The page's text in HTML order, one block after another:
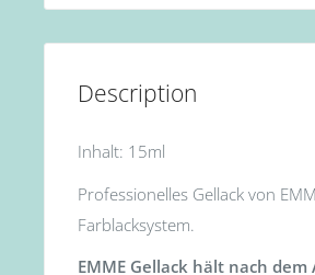
Description
Inhalt: 15ml
Professionelles Gellack von
Farblacksystem.
EMME Gellack hält nach